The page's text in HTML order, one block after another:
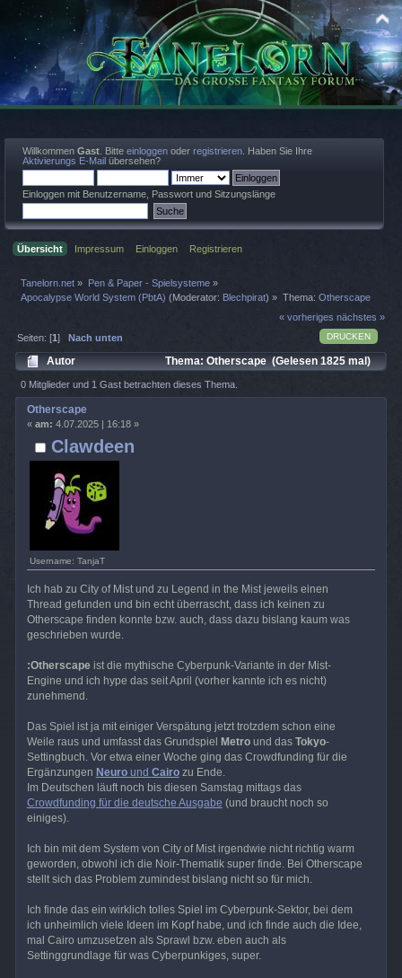
Willkommen Gast . Bitte einloggen oder registrieren . Haben Sie Ihre
Aktivierungs E-Mail übersehen?
Einloggen mit Benutzername, Passwort und Sitzungslänge
Übersicht Impressum Einloggen Registrieren
Tanelorn.net » Pen & Paper - Spielsysteme»
Apocalypse World System (PbtA) (Moderator: Blechpirat) » Thema: Otherscape
« vorheriges nächstes »
DRUCKEN
Seiten: [1]Nach unten
Autor Thema: Otherscape (Gelesen 1825 mal)
0 Mitglieder und 1 Gast betrachten dieses Thema.
Clawdeen
Username: TanjaT
Otherscape
« am: 4.07.2025 | 16:18 »
Ich hab zu City of Mist und zu Legend in the Mist jeweils einen
Thread gefunden und bin echt überrascht, dass ich keinen zu
Otherscape finden konnte bzw. auch, dass dazu bislang kaum was
geschrieben wurde.
:Otherscapeist die mythische Cyberpunk-Variante in der Mist-
Engine und ich hype das seit April (vorher kannte ich es nicht)
zunehmend.
Das Spiel ist ja mit einiger Verspätung jetzt trotzdem schon eine
Weile raus und umfasst das Grundspiel Metro und das Tokyo-
Settingbuch. Vor etwa einer Woche ging das Crowdfunding für die
Ergänzungen Neuro und Cairozu Ende.
Im Deutschen läuft noch bis diesen Samstag mittags das
Crowdfunding für die deutsche Ausgabe (und braucht noch so
einiges).
Ich bin mit dem System von City of Mist irgendwie nicht richtig warm
geworden, obwohl ich die Noir-Thematik super finde. Bei Otherscape
stellt sich das Problem zumindest bislang nicht so für mich.
Ich finde das ein wirklich tolles Spiel im Cyberpunk-Sektor, bei dem
ich unheimlich viele Ideen im Kopf habe, und ich finde auch die Idee,
mal Cairo umzusetzen als Sprawl bzw. eben auch als
Settinggrundlage für was Cyberpunkiges, super.